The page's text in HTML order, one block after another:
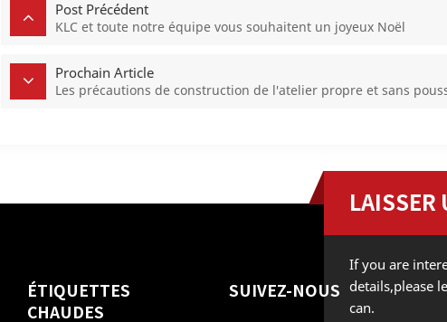
Post Précédent
KLC et toute notre équipe vous souhaitent un joyeux Noël
Prochain Article
Les précautions de construction de l'atelier propre et sans
ÉTIQUETTES
CHAUDES
SUIVEZ-NOUS
LAISSER
If you are
details,please
can.